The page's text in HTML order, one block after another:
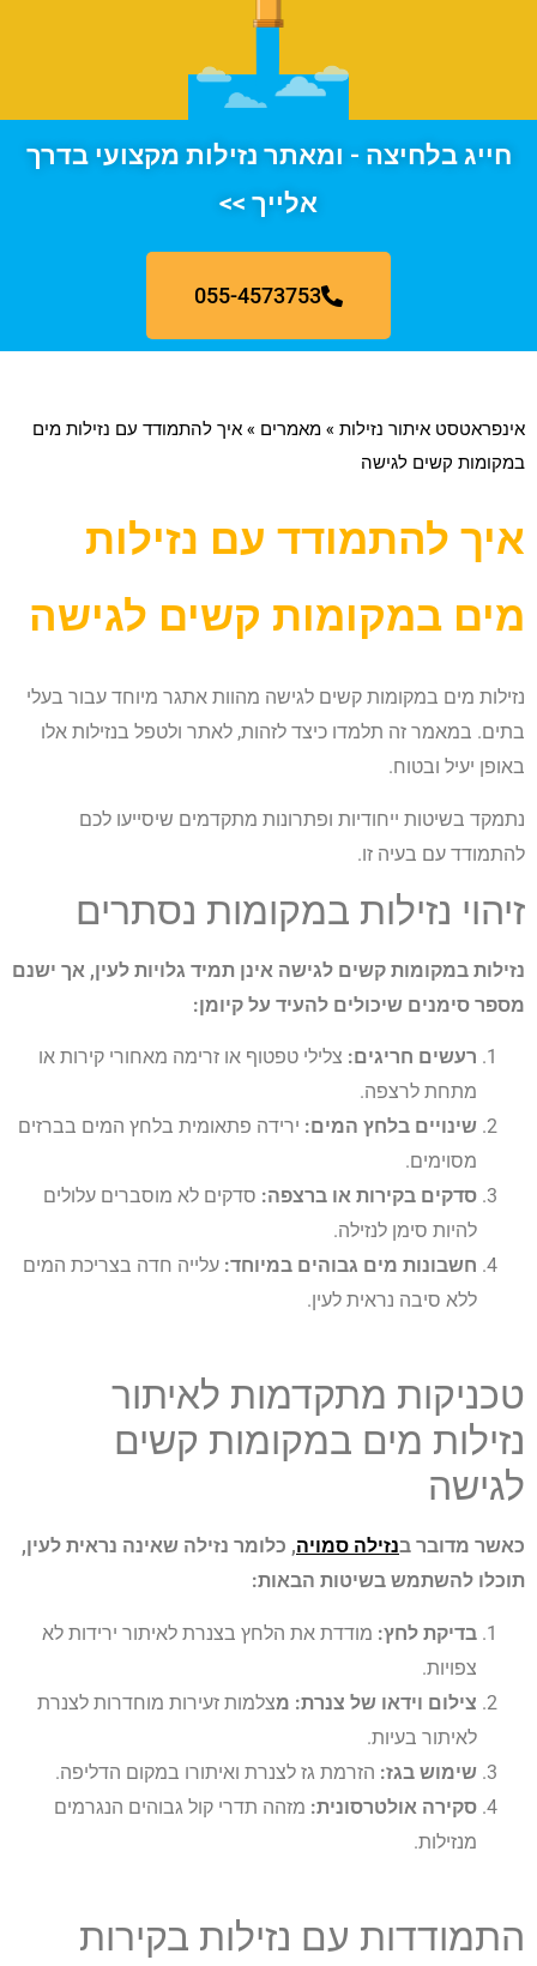
חייג בלחיצה - ומאתר נזילות מקצועי בדרך
אלייך >>
055-4573753
אינפראטסט איתור נזילות » מאמרים » איך להתמודד עם נזילות מים
במקומות קשים לגישה
איך להתמודד עם נזילות
מים במקומות קשים לגישה
נזילות מים במקומות קשים לגישה מהוות אתגר מיוחד עבור בעלי
בתים. במאמר זה תלמדו כיצד לזהות, לאתר ולטפל בנזילות אלו
באופן יעיל ובטוח.
נתמקד בשיטות ייחודיות ופתרונות מתקדמים שיסייעו לכם
להתמודד עם בעיה זו.
זיהוי נזילות במקומות נסתרים
נזילות במקומות קשים לגישה אינן תמיד גלויות לעין, אך ישנם
מספר סימנים שיכולים להעיד על קיומן:
רעשים חריגים: צלילי טפטוף או זרימה מאחורי קירות או
מתחת לרצפה.
שינויים בלחץ המים: ירידה פתאומית בלחץ המים בברזים
מסוימים.
סדקים בקירות או ברצפה: סדקים לא מוסברים עלולים
להיות סימן לנזילה.
חשבונות מים גבוהים במיוחד: עלייה חדה בצריכת המים
ללא סיבה נראית לעין.
טכניקות מתקדמות לאיתור
נזילות מים במקומות קשים
לגישה
כאשר מדובר בנזילה סמויה, כלומר נזילה שאינה נראית לעין,
תוכלו להשתמש בשיטות הבאות:
בדיקת לחץ: מודדת את הלחץ בצנרת לאיתור ירידות לא
צפויות.
צילום וידאו של צנרת: מצלמות זעירות מוחדרות לצנרת
לאיתור בעיות.
שימוש בגז: הזרמת גז לצנרת ואיתורו במקום הדליפה.
סקירה אולטרסונית: מזהה תדרי קול גבוהים הנגרמים
מנזילות.
התמודדות עם נזילות בקירות